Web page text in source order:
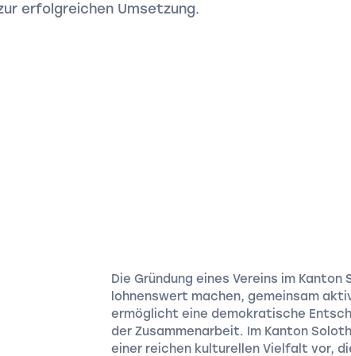
erfolgreichen Umsetzung.
Die Gründung eines Vereins im
lohnenswert machen, gemeinsam
ermöglicht eine demokratische
der Zusammenarbeit. Im Kanton
einer reichen kulturellen Vielfalt vor,